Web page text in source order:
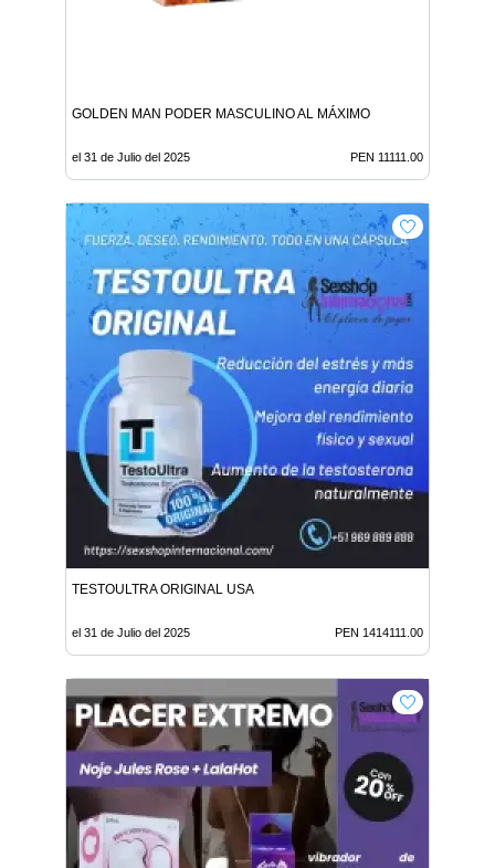
GOLDEN MAN PODER MASCULINO AL MÁXIMO
el 31 de Julio del 2025 PEN 11111.00
TESTOULTRA ORIGINAL USA
el 31 de Julio del 2025 PEN 1414111.00